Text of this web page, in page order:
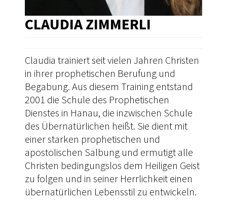
CLAUDIA ZIMMERLI
Claudia trainiert seit vielen Jahren Christen
in ihrer prophetischen Berufung und
Begabung. Aus diesem Training entstand
2001 die Schule des Prophetischen
Dienstes in Hanau, die inzwischen Schule
des Übernatürlichen heißt. Sie dient mit
einer starken prophetischen und
apostolischen Salbung und ermutigt alle
Christen bedingungslos dem Heiligen Geist
zu folgen und in seiner Herrlichkeit einen
übernatürlichen Lebensstil zu entwickeln.